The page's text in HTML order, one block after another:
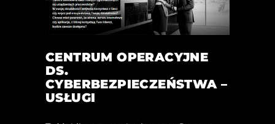
CENTRUM OPERACYJNE
DS.
CYBERBEZPIECZEŃSTWA –
USŁUGI